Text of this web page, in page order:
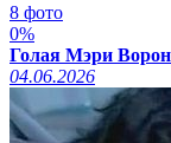
8 фото
0%
Голая Мэри
04.06.2026